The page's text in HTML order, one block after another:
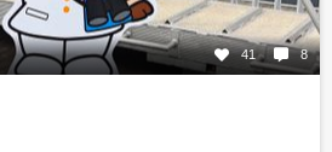
41 8